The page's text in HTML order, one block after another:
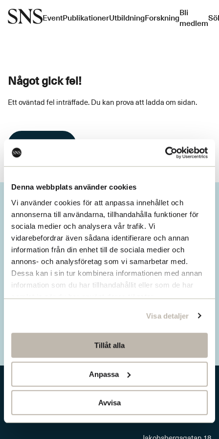
Denna webbplats använder cookies
Vi använder cookies för att anpassa innehållet och
annonserna till användarna, tillhandahålla funktioner för
sociala medier och analysera vår trafik. Vi
vidarebefordrar även sådana identifierare och annan
information från din enhet till de sociala medier och
annons- och analysföretag som vi samarbetar med.
Dessa kan i sin tur kombinera informationen med annan
information som du har tillhandahållit eller som de har
samlat in när du har använt deras tjänster.
Visa detaljer
Tillåt alla
Anpassa
Avvisa
EventPublikationerUtbildningForskningBli
medlem
Något gick fel!
Ett oväntad fel inträffade. Du kan prova att ladda om sidan.
Missa inget från SNS.
Prenumerera på vårt nyhetsbrev
Ta del av våra senaste nyheter. Få nya
insikter och håll dig uppdaterad om viktiga
samhällsfrågor.